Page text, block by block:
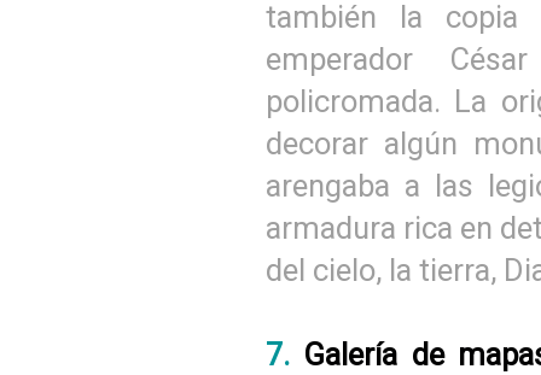
también la copia
emperador
policromada. La
decorar algún
arengaba a las
armadura rica en
del cielo, la tierra,
7. Galería de